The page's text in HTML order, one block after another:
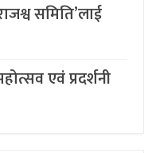
समिति’लाई
एवं प्रदर्शनी